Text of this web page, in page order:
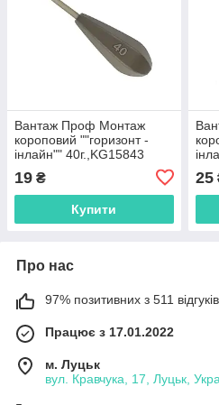
Вантаж Проф Монтаж
короповий ""горизонт -
інлайн"" 40г.,KG15843
19 ₴
Купити
25
Про нас
97% позитивних з 511
Працює з 17.01.2022
м. Луцьк
вул. Кравчука, 17, Луцьк,